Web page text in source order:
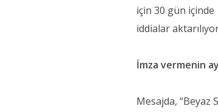
için 30 gün
iddialar
İmza vermenin
Mesajda, “Beyaz